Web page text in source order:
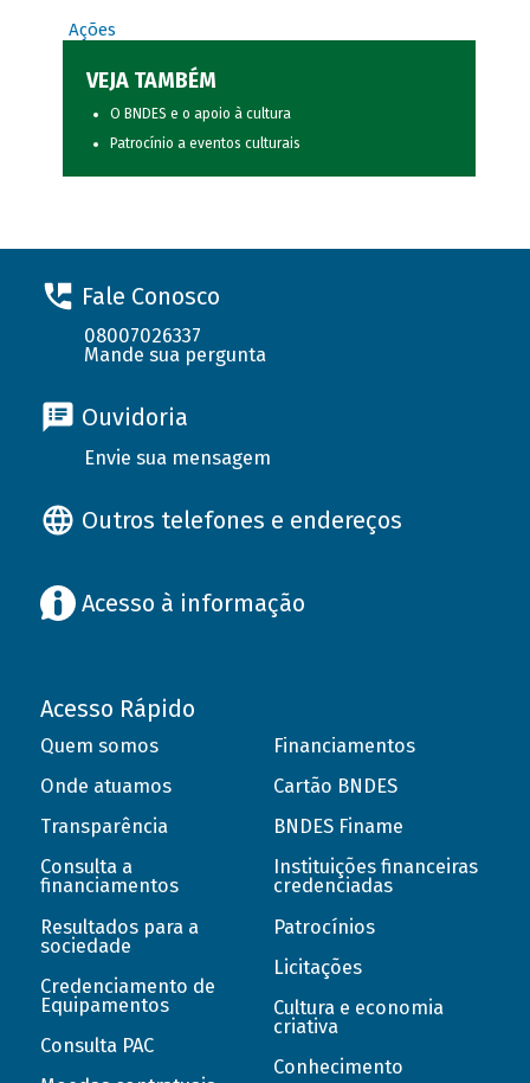
Ações
VEJA TAMBÉM
O BNDES e o apoio à cultura
Patrocínio a eventos culturais
Fale Conosco
08007026337
Mande sua pergunta
Ouvidoria
Envie sua mensagem
Outros telefones e endereços
Acesso à informação
Acesso Rápido
Quem somos
Onde atuamos
Transparência
Consulta a
financiamentos
Resultados para a
sociedade
Credenciamento de
Equipamentos
Consulta PAC
Financiamentos
Cartão BNDES
BNDES Finame
Instituições financeiras
credenciadas
Patrocínios
Licitações
Cultura e economia
criativa
Conhecimento